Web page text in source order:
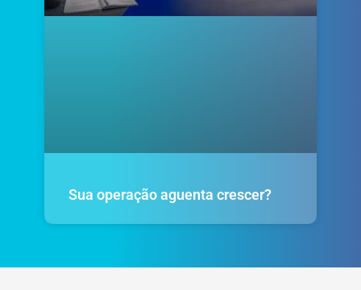
Sua operação aguenta crescer?